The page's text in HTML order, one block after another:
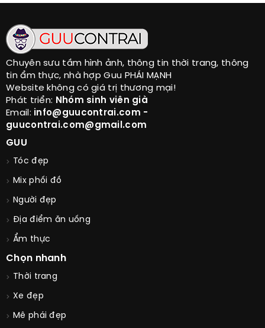
Chuyên sưu tầm hình ảnh, thông tin thời trang, thông
tin ẩm thực, nhà hợp Guu PHÁI MẠNH
Website không có giá trị thương mại!
Phát triển: Nhóm sinh viên già
Email: info@guucontrai.com -
guucontrai.com@gmail.com
GUU
Tóc đẹp
Mix phối đồ
Người đẹp
Địa điểm ăn uống
Ẩm thực
Chọn nhanh
Thời trang
Xe đẹp
Mê phái đẹp